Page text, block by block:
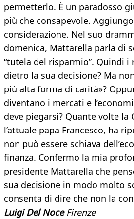
permetterlo. È un paradosso
più che consapevole. Aggiungo
considerazione. Nel suo
domenica, Mattarella parla di
“tutela del risparmio”. Quindi i
dietro la sua decisione? Ma
più alta forma di carità»?
diventano i mercati e
deve piegarsi? Quante volte la
l’attuale papa Francesco, ha
non può essere schiava
finanza. Confermo la mia
presidente Mattarella che
sua decisione in modo molto
consenta di dire che non la
Luigi Del Noce Firenze